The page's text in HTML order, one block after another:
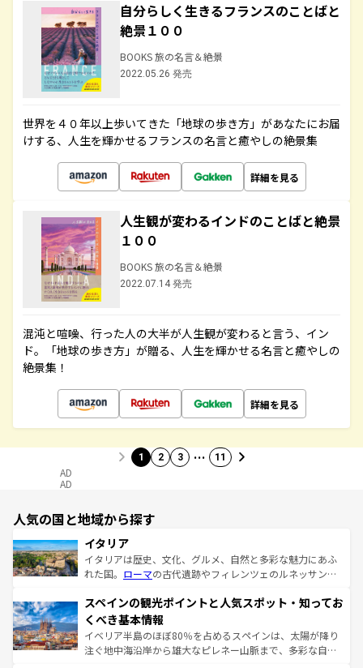
自分らしく生きるフランスのことばと
絶景１００
BOOKS 旅の名言＆絶景
2022.05.26 発売
世界を４０年以上歩いてきた「地球の歩き方」があなたにお届
けする、人生を輝かせるフランスの名言と癒やしの絶景集
詳細を見る
人生観が変わるインドのことばと絶景
１００
BOOKS 旅の名言＆絶景
2022.07.14 発売
混沌と喧噪、行った人の大半が人生観が変わると言う、イン
ド。「地球の歩き方」が贈る、人生を輝かせる名言と癒やしの
絶景集！
詳細を見る
1 2 3 … 11
AD
AD
人気の国と地域から探す
イタリア
イタリアは歴史、文化、グルメ、自然と多彩な魅力にあふ
れた国。 ローマの古代遺跡やフィレンツェのルネッサンス
ろん、トスカーナの美しい田園風景やアマルフィ海岸の絶
景など、自然景観も見逃せない。観光の合間には、本場の
ピザやパスタなど、絶品のイタリア料理を堪能することも
できる。朝目覚めてから夜眠るまで、すべての瞬間を楽し
スペインの観光ポイントと人気スポット・知ってお
くべき基本情報
イベリア半島のほぼ80％を占めるスペインは、太陽が降り
注ぐ地中海沿岸から雄大なピレネー山脈まで、多彩な自然